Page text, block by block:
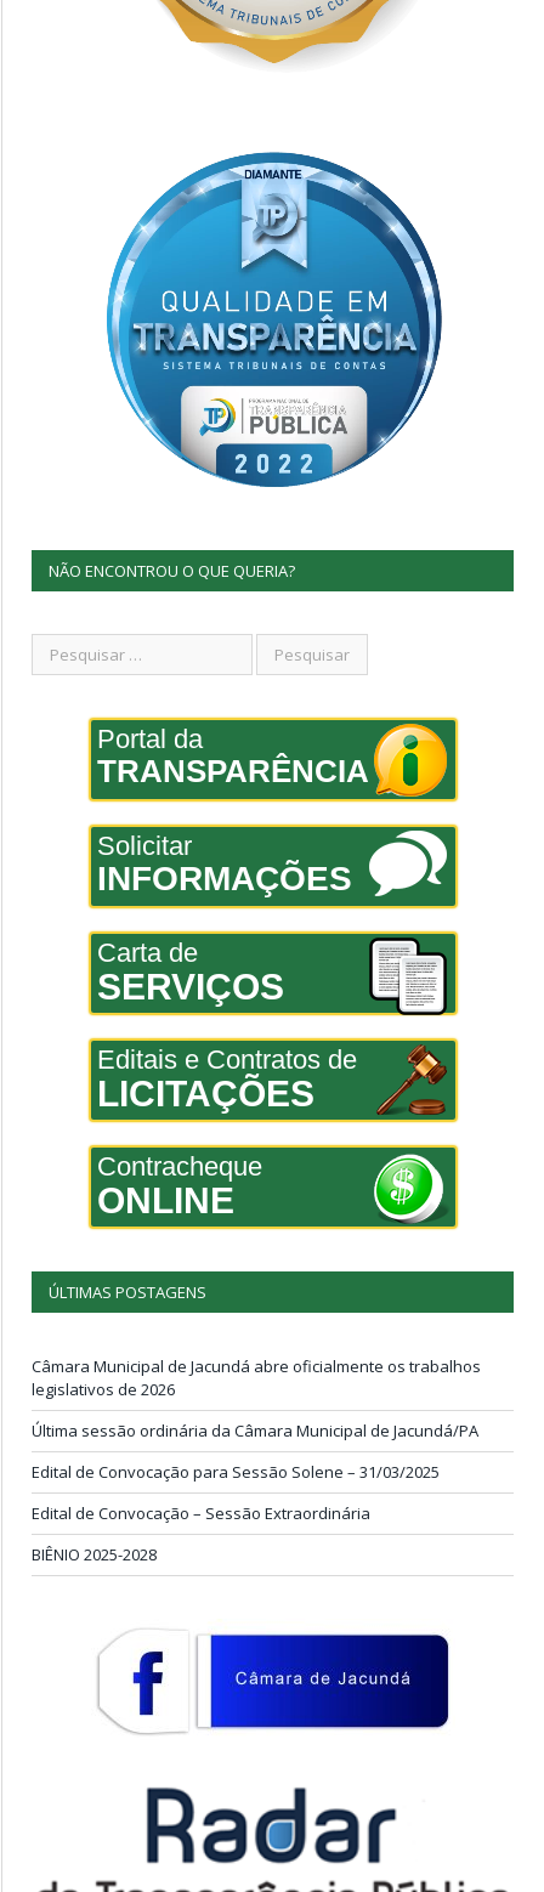
NÃO ENCONTROU O QUE QUERIA?
Portal da
TRANSPARÊNCIA
Solicitar
INFORMAÇÕES
Carta de
SERVIÇOS
Editais e Contratos de
LICITAÇÕES
Contracheque
ONLINE
ÚLTIMAS POSTAGENS
Câmara Municipal de Jacundá abre oficialmente os trabalhos
legislativos de 2026
Última sessão ordinária da Câmara Municipal de Jacundá/PA
Edital de Convocação para Sessão Solene – 31/03/2025
Edital de Convocação – Sessão Extraordinária
BIÊNIO 2025-2028